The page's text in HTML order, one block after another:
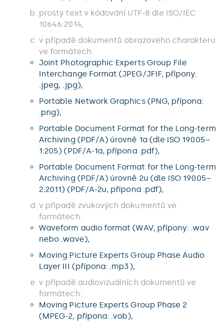
prostý text v kódování UTF-8 dle ISO/IEC
10646:2014,
v případě dokumentů obrazového charakteru
ve formátech:
Joint Photographic Experts Group File
Interchange Format (JPEG/JFIF, přípony:
.jpeg, .jpg),
Portable Network Graphics (PNG, přípona:
.png),
Portable Document Format for the Long-term
Archiving (PDF/A) úrovně 1a (dle ISO 19005–
1:205) (PDF/A-1a, přípona .pdf),
Portable Document Format for the Long-term
Archiving (PDF/A) úrovně 2u (dle ISO 19005–
2:2011) (PDF/A-2u, přípona .pdf),
v případě zvukových dokumentů ve
formátech:
Waveform audio format (WAV, přípony: .wav
nebo .wave),
Moving Picture Experts Group Phase Audio
Layer III (přípona: .mp3),
v případě audiovizuálních dokumentů ve
formátech:
Moving Picture Experts Group Phase 2
(MPEG-2, přípona: .vob),